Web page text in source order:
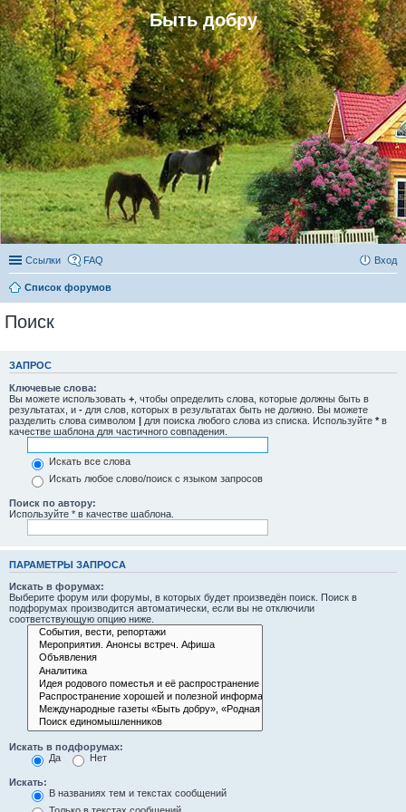
Быть добру
Ссылки FAQ Вход
Список форумов
Поиск
ЗАПРОС
Ключевые слова:
Вы можете использовать + , чтобы определить слова, которые должны быть в
результатах, и - для слов, которых в результатах быть не должно. Вы можете
разделить слова символом | для поиска любого слова из списка. Используйте * в
качестве шаблона для частичного совпадения.
Искать все слова
Искать любое слово/поиск с языком запросов
Поиск по автору:
Используйте * в качестве шаблона.
ПАРАМЕТРЫ ЗАПРОСА
Искать в форумах:
Выберите форум или форумы, в которых будет произведён поиск. Поиск в
подфорумах производится автоматически, если вы не отключили
соответствующую опцию ниже.
Искать в подфорумах:
Да
Нет
Искать:
В названиях тем и текстах сообщений